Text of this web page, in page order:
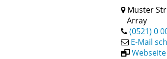
Muster
Array
(0521) 0
E-Mail